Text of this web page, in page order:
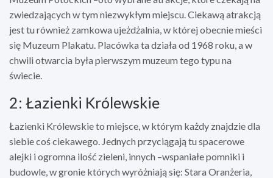
zwiedzających w tym niezwykłym miejscu. Ciekawą atrakcją
jest tu również zamkowa ujeżdżalnia, w której obecnie mieści
się Muzeum Plakatu. Placówka ta działa od 1968 roku, a w
chwili otwarcia była pierwszym muzeum tego typu na
świecie.
2: Łazienki Królewskie
Łazienki Królewskie to miejsce, w którym każdy znajdzie dla
siebie coś ciekawego. Jednych przyciągają tu spacerowe
alejki i ogromna ilość zieleni, innych –wspaniałe pomniki i
budowle, w gronie których wyróżniają się: Stara Oranżeria,